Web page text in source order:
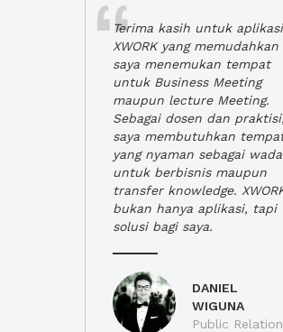
Terima kasih untuk aplikasi
XWORK yang memudahkan
saya menemukan tempat
untuk Business Meeting
maupun lecture Meeting.
Sebagai dosen dan praktisi,
saya membutuhkan
yang nyaman sebagai
untuk berbisnis maupun
transfer knowledge.
bukan hanya aplikasi, tapi
solusi bagi saya.
DANIEL
WIGUNA
Public